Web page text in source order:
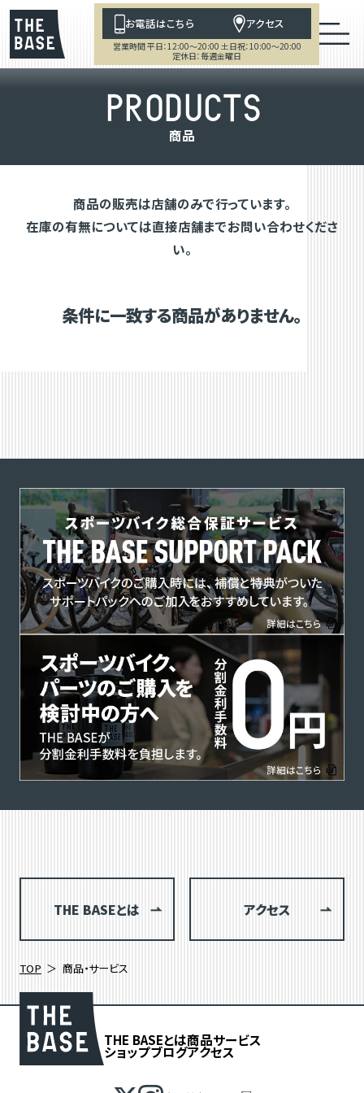
お電話はこちら アクセス
営業時間 平日：12:00～20:00 土日祝：10:00～20:00
定休日：毎週金曜日
PRODUCTS
商品
商品の販売は店舗のみで行っています。
在庫の有無については直接店舗までお問い合わせくださ
い。
条件に一致する商品がありません。
THE BASEとは アクセス
TOP 商品・サービス
THE BASEとは商品サービス
ショップブログアクセス